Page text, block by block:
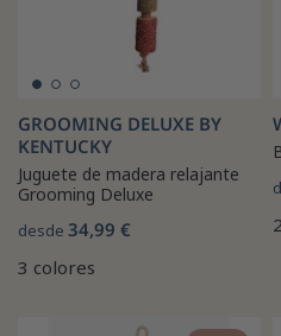
GROOMING DELUXE BY
KENTUCKY
Juguete de madera relajante
Grooming Deluxe
desde 34,99 €
3 colores